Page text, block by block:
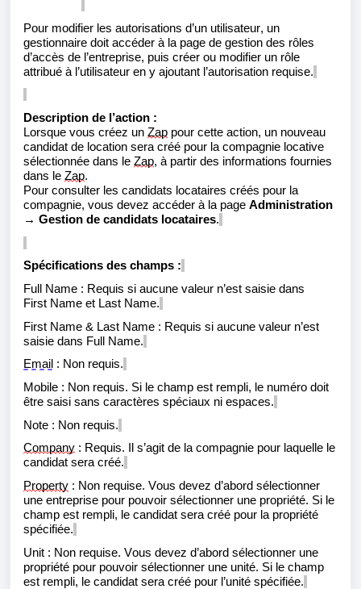
Pour modifier les autorisations d’un utilisateur, un
gestionnaire doit accéder à la page de gestion des rôles
d’accès de l’entreprise, puis créer ou modifier un rôle
attribué à l’utilisateur en y ajoutant l’autorisation requise.
Description de l’action :
Lorsque vous créez un Zap pour cette action, un nouveau
candidat de location sera créé pour la compagnie locative
sélectionnée dans le Zap, à partir des informations fournies
dans le Zap.
Pour consulter les candidats locataires créés pour la
compagnie, vous devez accéder à la page Administration
→ Gestion de candidats locataires.
Spécifications des champs :
Full Name : Requis si aucune valeur n’est saisie dans
First Name et Last Name.
First Name & Last Name : Requis si aucune valeur n’est
saisie dans Full Name.
Email : Non requis.
Mobile : Non requis. Si le champ est rempli, le numéro doit
être saisi sans caractères spéciaux ni espaces.
Note : Non requis.
Company : Requis. Il s’agit de la compagnie pour laquelle le
candidat sera créé.
Property : Non requise. Vous devez d’abord sélectionner
une entreprise pour pouvoir sélectionner une propriété. Si le
champ est rempli, le candidat sera créé pour la propriété
spécifiée.
Unit : Non requise. Vous devez d’abord sélectionner une
propriété pour pouvoir sélectionner une unité. Si le champ
est rempli, le candidat sera créé pour l’unité spécifiée.